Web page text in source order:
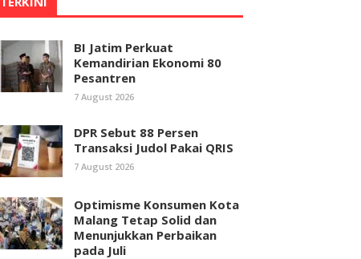
BI Jatim Perkuat
Kemandirian Ekonomi 80
Pesantren
7 August 2026
DPR Sebut 88 Persen
Transaksi Judol Pakai QRIS
7 August 2026
Optimisme Konsumen Kota
Malang Tetap Solid dan
Menunjukkan Perbaikan
pada Juli